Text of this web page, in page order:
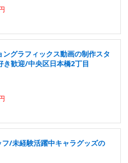
ングラフィックス動画の制作スタ
き歓迎/中央区日本橋2丁目
/未経験活躍中キャラグッズの